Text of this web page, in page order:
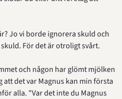
Jo vi borde ignorera skuld och
För det är otroligt svårt.
och någon har glömt mjölken
det var Magnus kan min första
alla. "Var det inte du Magnus